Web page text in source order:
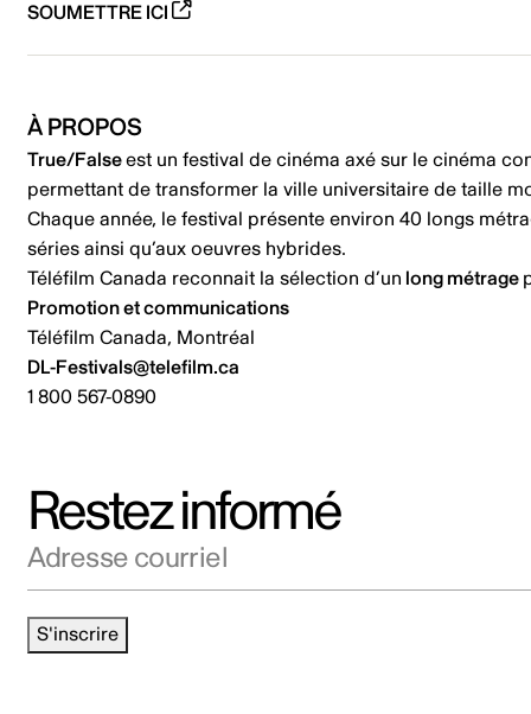
SOUMETTRE ICI
À PROPOS
True/Falseest un festival de cinéma axé sur le cinéma
permettant de transformer la ville universitaire de taille
Chaque année, le festival présente environ 40 longs
séries ainsi qu’aux oeuvres hybrides.
Téléfilm Canada reconnait la sélection d’un long métrage
Promotion et communications
Téléfilm Canada, Montréal
DL-Festivals@telefilm.ca
1 800 567-0890
Restez informé
S'inscrire